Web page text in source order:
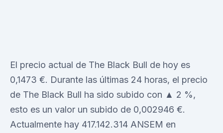
El precio actual de The Black Bull de hoy es
0,1473 €. Durante las últimas 24 horas, el precio
de The Black Bull ha sido subido con ▲ 2 %,
esto es un valor un subido de 0,002946 €.
Actualmente hay 417.142.314 ANSEM en